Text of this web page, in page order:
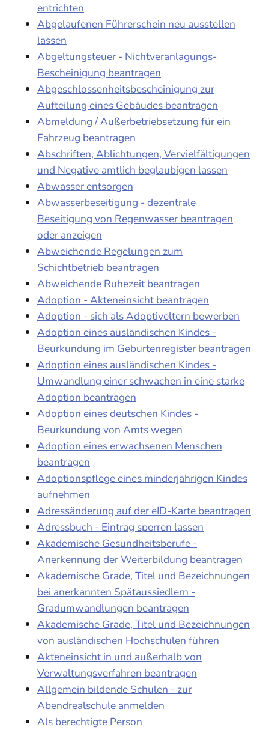
entrichten
Abgelaufenen Führerschein neu ausstellen
lassen
Abgeltungsteuer - Nichtveranlagungs-
Bescheinigung beantragen
Abgeschlossenheitsbescheinigung zur
Aufteilung eines Gebäudes beantragen
Abmeldung / Außerbetriebsetzung für ein
Fahrzeug beantragen
Abschriften, Ablichtungen, Vervielfältigungen
und Negative amtlich beglaubigen lassen
Abwasser entsorgen
Abwasserbeseitigung - dezentrale
Beseitigung von Regenwasser beantragen
oder anzeigen
Abweichende Regelungen zum
Schichtbetrieb beantragen
Abweichende Ruhezeit beantragen
Adoption - Akteneinsicht beantragen
Adoption - sich als Adoptiveltern bewerben
Adoption eines ausländischen Kindes -
Beurkundung im Geburtenregister beantragen
Adoption eines ausländischen Kindes -
Umwandlung einer schwachen in eine starke
Adoption beantragen
Adoption eines deutschen Kindes -
Beurkundung von Amts wegen
Adoption eines erwachsenen Menschen
beantragen
Adoptionspflege eines minderjährigen Kindes
aufnehmen
Adressänderung auf der eID-Karte beantragen
Adressbuch - Eintrag sperren lassen
Akademische Gesundheitsberufe -
Anerkennung der Weiterbildung beantragen
Akademische Grade, Titel und Bezeichnungen
bei anerkannten Spätaussiedlern -
Gradumwandlungen beantragen
Akademische Grade, Titel und Bezeichnungen
von ausländischen Hochschulen führen
Akteneinsicht in und außerhalb von
Verwaltungsverfahren beantragen
Allgemein bildende Schulen - zur
Abendrealschule anmelden
Als berechtigte Person